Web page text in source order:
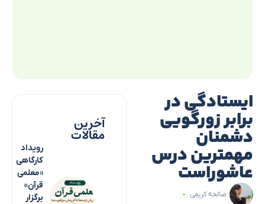
ایستادگی در
برابر زورگویی
دشمنان
مهمترین درس
عاشوراست
صالحه کریمی
آخرین
مقالات
رویداد
کارگاهی
«معلمی
قرآن»
برگزار